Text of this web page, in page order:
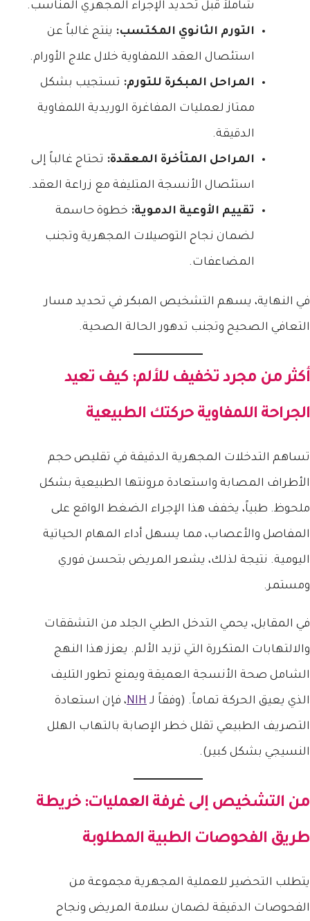
شاملاً قبل تحديد الإجراء المجهري المناسب.
التورم الثانوي المكتسب: ينتج غالباً عن
استئصال العقد اللمفاوية خلال علاج الأورام.
المراحل المبكرة للتورم: تستجيب بشكل
ممتاز لعمليات المفاغرة الوريدية اللمفاوية
الدقيقة.
المراحل المتأخرة المعقدة: تحتاج غالباً إلى
استئصال الأنسجة المتليفة مع زراعة العقد.
تقييم الأوعية الدموية: خطوة حاسمة
لضمان نجاح التوصيلات المجهرية وتجنب
المضاعفات.
في النهاية، يسهم التشخيص المبكر في تحديد مسار
التعافي الصحيح وتجنب تدهور الحالة الصحية.
أكثر من مجرد تخفيف للألم: كيف تعيد
الجراحة اللمفاوية حركتك الطبيعية
تساهم التدخلات المجهرية الدقيقة في تقليص حجم
الأطراف المصابة واستعادة مرونتها الطبيعية بشكل
ملحوظ. طبياً، يخفف هذا الإجراء الضغط الواقع على
المفاصل والأعصاب، مما يسهل أداء المهام الحياتية
اليومية. نتيجة لذلك، يشعر المريض بتحسن فوري
ومستمر.
في المقابل، يحمي التدخل الطبي الجلد من التشققات
والالتهابات المتكررة التي تزيد الألم. يعزز هذا النهج
الشامل صحة الأنسجة العميقة ويمنع تطور التليف
الذي يعيق الحركة تماماً. (وفقاً لـ NIH، فإن استعادة
التصريف الطبيعي تقلل خطر الإصابة بالتهاب الهلل
النسيجي بشكل كبير).
من التشخيص إلى غرفة العمليات: خريطة
طريق الفحوصات الطبية المطلوبة
يتطلب التحضير للعملية المجهرية مجموعة من
الفحوصات الدقيقة لضمان سلامة المريض ونجاح